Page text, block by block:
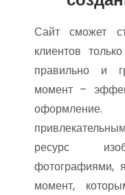
Сайт сможет
клиентов
правильно и
момент –
ресурс
фотографиями,
момент,